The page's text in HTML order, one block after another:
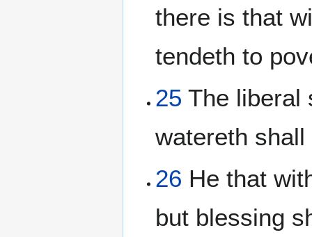
there is that
tendeth to
25 The liberal
watereth
26 He that
but blessing